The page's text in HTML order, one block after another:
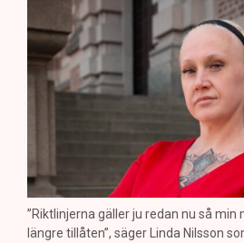
”Riktlinjerna gäller ju redan nu så min
längre tillåten”, säger Linda Nilsson